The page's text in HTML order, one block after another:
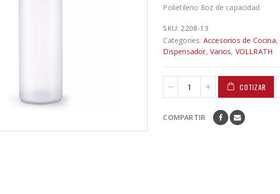
Polietileno 8oz de capacidad
SKU: 2208-13
Categories: Accesorios de Cocina,
Dispensador, Varios, VOLLRATH
COTIZAR
COMPARTIR